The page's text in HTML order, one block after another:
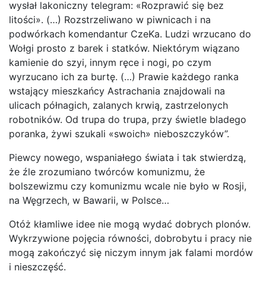
wysłał lakoniczny telegram: «Rozprawić się bez
litości». (…) Rozstrzeliwano w piwnicach i na
podwórkach komendantur CzeKa. Ludzi wrzucano do
Wołgi prosto z barek i statków. Niektórym wiązano
kamienie do szyi, innym ręce i nogi, po czym
wyrzucano ich za burtę. (…) Prawie każdego ranka
wstający mieszkańcy Astrachania znajdowali na
ulicach półnagich, zalanych krwią, zastrzelonych
robotników. Od trupa do trupa, przy świetle bladego
poranka, żywi szukali «swoich» nieboszczyków”.
Piewcy nowego, wspaniałego świata i tak stwierdzą,
że źle zrozumiano twórców komunizmu, że
bolszewizmu czy komunizmu wcale nie było w Rosji,
na Węgrzech, w Bawarii, w Polsce…
Otóż kłamliwe idee nie mogą wydać dobrych plonów.
Wykrzywione pojęcia równości, dobrobytu i pracy nie
mogą zakończyć się niczym innym jak falami mordów
i nieszczęść.